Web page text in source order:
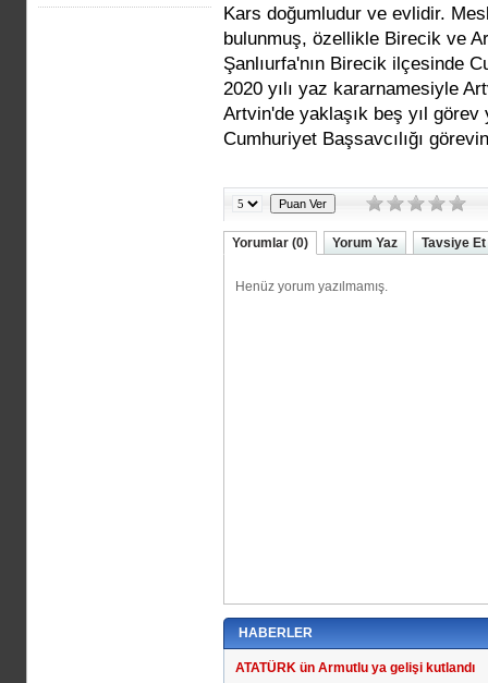
Kars doğumludur ve evlidir.
bulunmuş, özellikle Birecik ve
Şanlıurfa'nın Birecik ilçesinde
2020 yılı yaz kararnamesiyle
Artvin'de yaklaşık beş yıl görev
Cumhuriyet Başsavcılığı
Yorumlar (0) Yorum Yaz Tavsiye Et
HABERLER
ATATÜRK ün Armutlu ya gelişi kutlandı